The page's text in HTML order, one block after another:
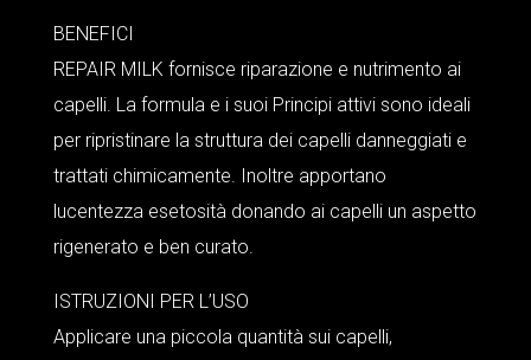
BENEFICI
REPAIR MILK fornisce riparazione e nutrimento ai
capelli. La formula e i suoi Principi attivi sono ideali
per ripristinare la struttura dei capelli danneggiati e
trattati chimicamente. Inoltre apportano
lucentezza esetosità donando ai capelli un aspetto
rigenerato e ben curato.
ISTRUZIONI PER L’USO
Applicare una piccola quantità sui capelli,